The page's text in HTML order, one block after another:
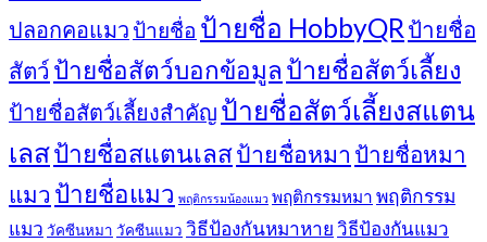
ปลอกคอแมว ป้ายชื่อ ป้ายชื่อ HobbyQR ป้ายชื่อ
สัตว์ ป้ายชื่อสัตว์บอกข้อมูล ป้ายชื่อสัตว์เลี้ยง
ป้ายชื่อสัตว์เลี้ยงสำคัญ ป้ายชื่อสัตว์เลี้ยงสแตน
เลสป้ายชื่อสแตนเลสป้ายชื่อหมา ป้ายชื่อหมา
แมว ป้ายชื่อแมว พฤติกรรมน้องแมว พฤติกรรมหมา พฤติกรรม
แมว วัคซีนหมา วัคซีนแมว วิธีป้องกันหมาหายวิธีป้องกันแมว